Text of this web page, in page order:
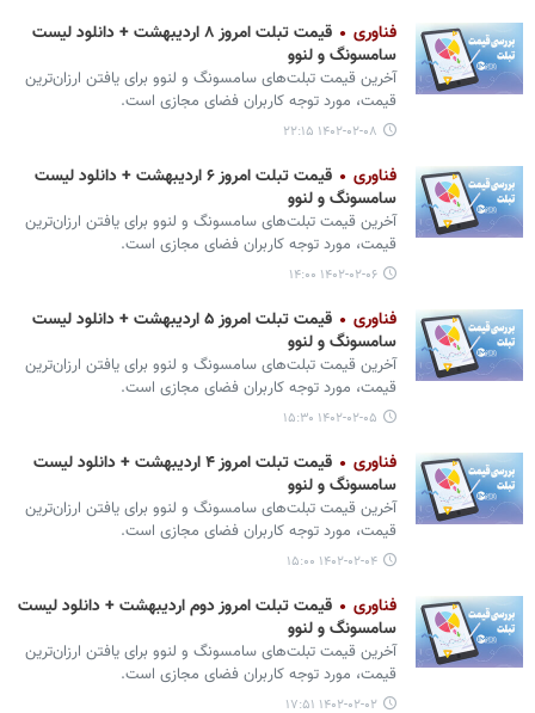
فناوری
قیمت تبلت امروز ۸ اردیبهشت + دانلود لیست
سامسونگ و لنوو
آخرین قیمت تبلت‌های سامسونگ و لنوو برای یافتن ارزان‌ترین
قیمت، مورد توجه کاربران فضای مجازی است.
۱۴۰۲-۰۲-۰۸ ۲۲:۱۵
فناوری
قیمت تبلت امروز ۶ اردیبهشت + دانلود لیست
سامسونگ و لنوو
آخرین قیمت تبلت‌های سامسونگ و لنوو برای یافتن ارزان‌ترین
قیمت، مورد توجه کاربران فضای مجازی است.
۱۴۰۲-۰۲-۰۶ ۱۴:۰۰
فناوری
قیمت تبلت امروز ۵ اردیبهشت + دانلود لیست
سامسونگ و لنوو
آخرین قیمت تبلت‌های سامسونگ و لنوو برای یافتن ارزان‌ترین
قیمت، مورد توجه کاربران فضای مجازی است.
۱۴۰۲-۰۲-۰۵ ۱۵:۳۰
فناوری
قیمت تبلت امروز ۴ اردیبهشت + دانلود لیست
سامسونگ و لنوو
آخرین قیمت تبلت‌های سامسونگ و لنوو برای یافتن ارزان‌ترین
قیمت، مورد توجه کاربران فضای مجازی است.
۱۴۰۲-۰۲-۰۴ ۱۵:۰۰
فناوری
قیمت تبلت امروز دوم اردیبهشت + دانلود لیست
سامسونگ و لنوو
آخرین قیمت تبلت‌های سامسونگ و لنوو برای یافتن ارزان‌ترین
قیمت، مورد توجه کاربران فضای مجازی است.
۱۴۰۲-۰۲-۰۲ ۱۷:۵۱